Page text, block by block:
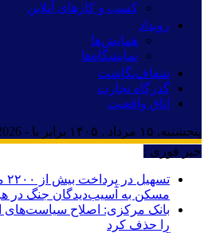
کسب و کارهای آنلاین
رویداد
همایش‌ها
نمایشگاه‌ها
شفاف‌نگاشت
گذرگاه تجارت
اتاق واقعیت
پنجشنبه, ۱۵ مرداد , ۱۴۰۵ برابر با - Thursday, 6 August , 2026
خبر فوری :
مسکن به آسیب‌دیدگان جنگ در
بانک مرکزی: اصلاح سیاست‌های
را حذف کرد